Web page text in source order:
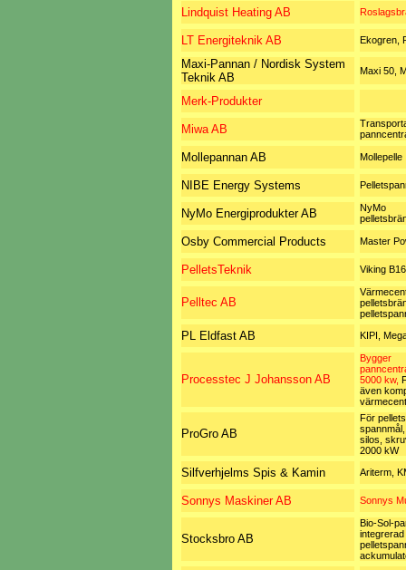
Lindquist Heating AB
LT Energiteknik AB Ekogren,
Maxi-Pannan / Nordisk System
Teknik AB
Maxi 50,
Merk-Produkter
Miwa AB
Mollepannan AB Mollepelle
NIBE Energy Systems
NyMo Energiprodukter AB
NyMo
Osby Commercial Products Master
PelletsTeknik Viking B16
Pelltec AB
PL Eldfast AB KIPI,
Processtec J Johansson AB
Bygger
5000 kw,
även
ProGro AB
För
silos,
2000 kW
Silfverhjelms Spis & Kamin Ariterm,
Sonnys Maskiner AB Sonnys
Stocksbro AB
Bio-Sol-
integrerad